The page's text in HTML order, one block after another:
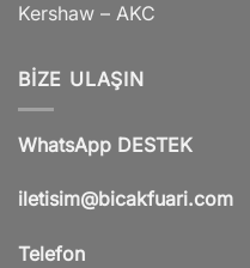
Kershaw – AKC
BIZE ULAŞIN
WhatsApp DESTEK
iletisim@bicakfuari.com
Telefon